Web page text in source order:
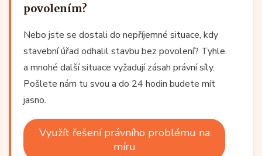
povolením?
Nebo jste se dostali do nepříjemné situace, kdy
stavební úřad odhalil stavbu bez povolení? Tyhle
a mnohé další situace vyžadují zásah právní síly.
Pošlete nám tu svou a do 24 hodin budete mít
jasno.
Využít řešení právního problému na
míru